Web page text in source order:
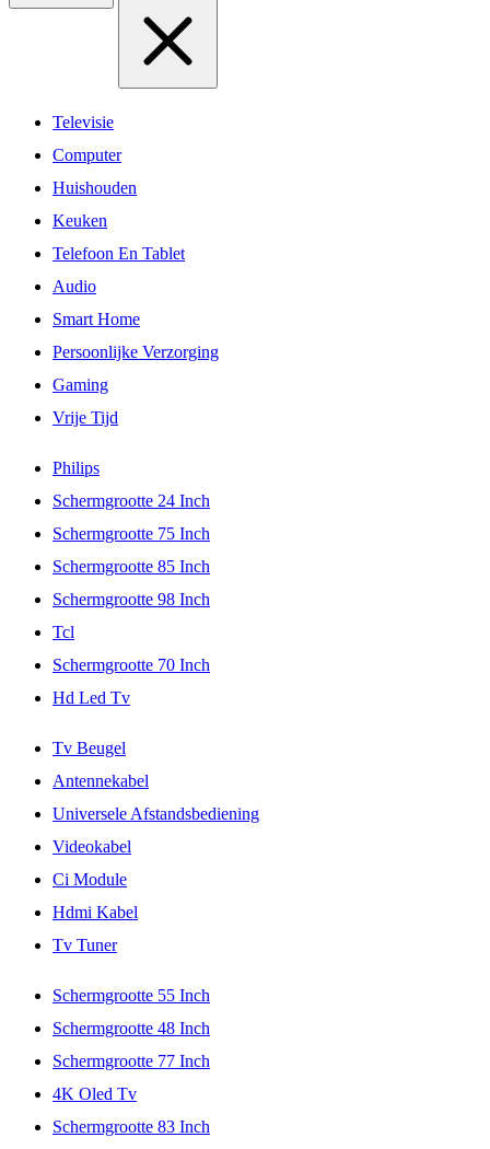
Televisie
Computer
Huishouden
Keuken
Telefoon En Tablet
Audio
Smart Home
Persoonlijke Verzorging
Gaming
Vrije Tijd
Philips
Schermgrootte 24 Inch
Schermgrootte 75 Inch
Schermgrootte 85 Inch
Schermgrootte 98 Inch
Tcl
Schermgrootte 70 Inch
Hd Led Tv
Tv Beugel
Antennekabel
Universele Afstandsbediening
Videokabel
Ci Module
Hdmi Kabel
Tv Tuner
Schermgrootte 55 Inch
Schermgrootte 48 Inch
Schermgrootte 77 Inch
4K Oled Tv
Schermgrootte 83 Inch